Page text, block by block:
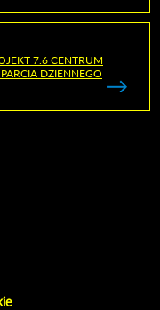
7.6 CENTRUM
DZIENNEGO